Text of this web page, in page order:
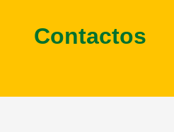
Contactos